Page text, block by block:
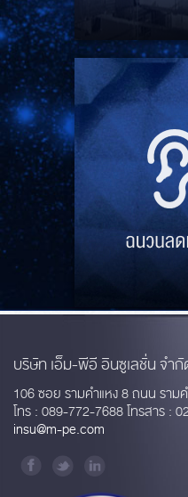
บริษัท เอ็ม-พีอี อินซูเลชั่น จำ
106 ซอย รามคำแหง 8 ถนน ราม
โทร : 089-772-7688 โทรสาร :
insu@m-pe.com